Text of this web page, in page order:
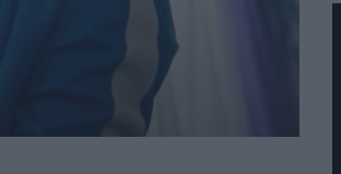
EN ACTIVOS CULTURALES Y ECONÓMICOS
CON LOS MEDIOS
MEDICIÓN SON DOS CARAS DE LA MISMA